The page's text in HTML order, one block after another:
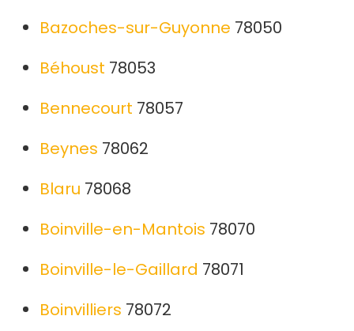
Bazoches-sur-Guyonne 78050
Béhoust 78053
Bennecourt 78057
Beynes 78062
Blaru 78068
Boinville-en-Mantois 78070
Boinville-le-Gaillard 78071
Boinvilliers 78072